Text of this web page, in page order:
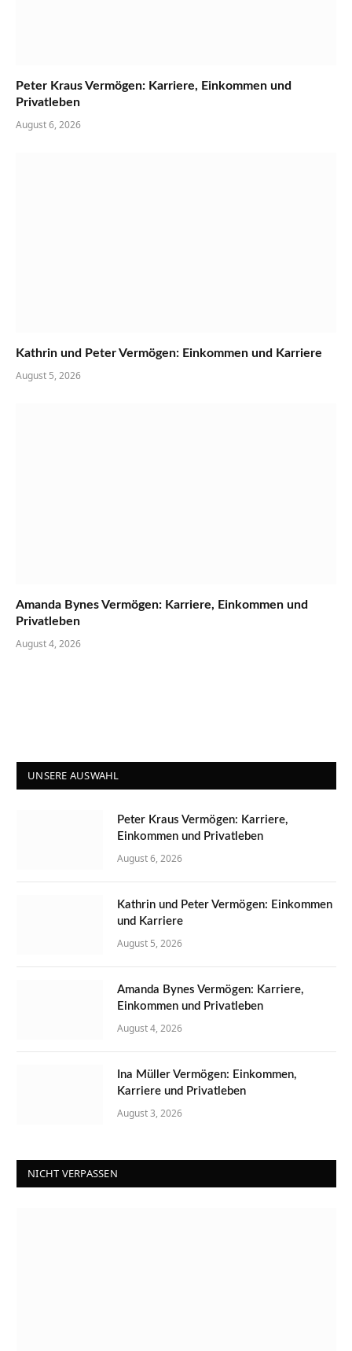
Peter Kraus Vermögen: Karriere, Einkommen und
Privatleben
August 6, 2026
Kathrin und Peter Vermögen: Einkommen und Karriere
August 5, 2026
Amanda Bynes Vermögen: Karriere, Einkommen und
Privatleben
August 4, 2026
UNSERE AUSWAHL
Peter Kraus Vermögen: Karriere,
Einkommen und Privatleben
August 6, 2026
Kathrin und Peter Vermögen: Einkommen
und Karriere
August 5, 2026
Amanda Bynes Vermögen: Karriere,
Einkommen und Privatleben
August 4, 2026
Ina Müller Vermögen: Einkommen,
Karriere und Privatleben
August 3, 2026
NICHT VERPASSEN